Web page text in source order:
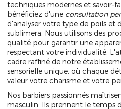
techniques modernes et savoir-
bénéficiez d'une consultation
d'analyser votre type de poils et
sublimera. Nous utilisons des
qualité pour garantir une
respectant votre individualité.
cadre raffiné de notre
sensorielle unique, où chaque
valeur votre charisme et votre
Nos barbiers passionnés
masculin. Ils prennent le temps